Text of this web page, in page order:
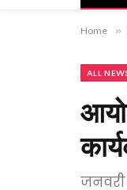
Home »
ALL